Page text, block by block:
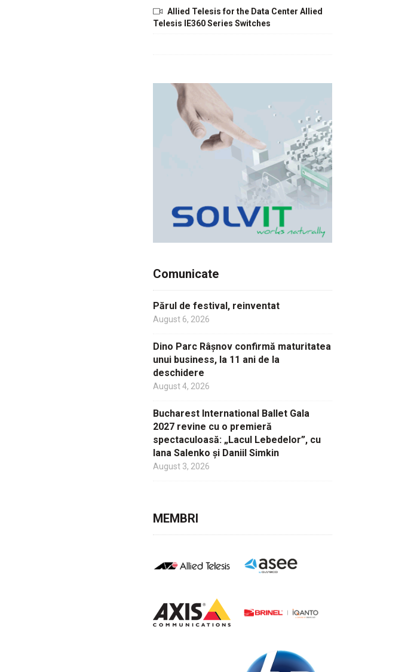
Allied Telesis for the Data Center Allied
Telesis IE360 Series Switches
Comunicate
Părul de festival, reinventat
August 6, 2026
Dino Parc Râșnov confirmă maturitatea
unui business, la 11 ani de la
deschidere
August 4, 2026
Bucharest International Ballet Gala
2027 revine cu o premieră
spectaculoasă: „Lacul Lebedelor”, cu
Iana Salenko și Daniil Simkin
August 3, 2026
MEMBRI